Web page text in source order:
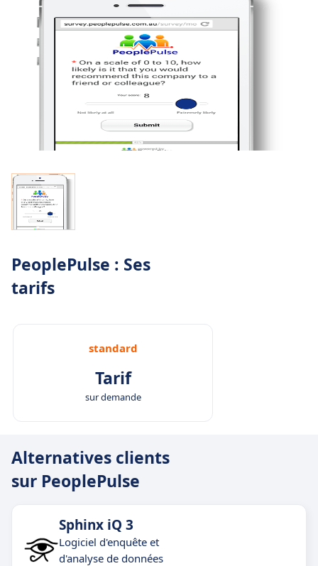
PeoplePulse : Ses
tarifs
standard
Tarif
sur demande
Alternatives clients
sur PeoplePulse
Sphinx iQ 3
Logiciel d'enquête et
d'analyse de données